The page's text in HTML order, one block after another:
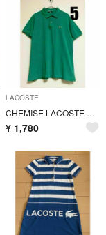
LACOSTE
CHEMISE LACOSTE ベーシックポロシャツ 半袖 文字ワニ グリーン
¥ 1,780